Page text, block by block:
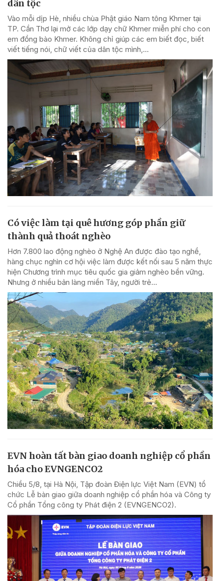
dân tộc
Vào mỗi dịp Hè, nhiều chùa Phật giáo Nam tông Khmer tại
TP. Cần Thơ lại mở các lớp dạy chữ Khmer miễn phí cho con
em đồng bào Khmer. Không chỉ giúp các em biết đọc, biết
viết tiếng nói, chữ viết của dân tộc mình,...
Có việc làm tại quê hương góp phần giữ
thành quả thoát nghèo
Hơn 7.800 lao động nghèo ở Nghệ An được đào tạo nghề,
hàng chục nghìn cơ hội việc làm được kết nối sau 5 năm thực
hiện Chương trình mục tiêu quốc gia giảm nghèo bền vững.
Nhưng ở nhiều bản làng miền Tây, người trẻ...
EVN hoàn tất bàn giao doanh nghiệp cổ phần
hóa cho EVNGENCO2
Chiều 5/8, tại Hà Nội, Tập đoàn Điện lực Việt Nam (EVN) tổ
chức Lễ bàn giao giữa doanh nghiệp cổ phần hóa và Công ty
Cổ phần Tổng công ty Phát điện 2 (EVNGENCO2).